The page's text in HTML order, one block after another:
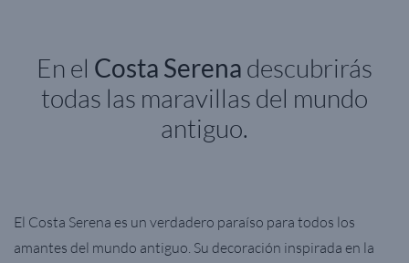
En el Costa Serena descubrirás
todas las maravillas del mundo
antiguo.
El Costa Serena es un verdadero paraíso para todos los
amantes del mundo antiguo. Su decoración inspirada en la